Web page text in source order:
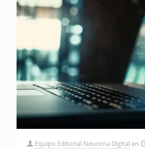
Equipo Editorial Neurona Digital en